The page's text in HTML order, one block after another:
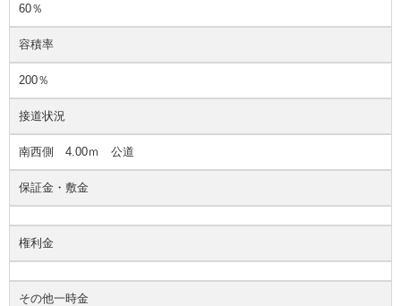
60％
容積率
200％
接道状況
南西側 4.00ｍ 公道
保証金・敷金
権利金
その他一時金